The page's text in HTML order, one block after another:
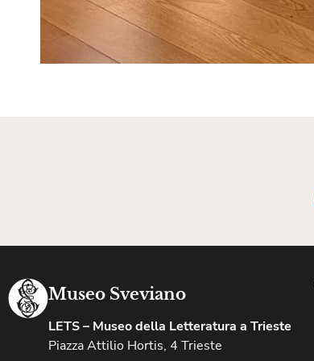
Museo Sveviano
LETS – Museo della Letteratura a Trieste
Piazza Attilio Hortis, 4 Trieste